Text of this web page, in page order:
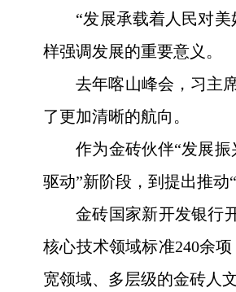
“发展承载着人民对
样强调发展的重要意义。
去年喀山峰会，习主
了更加清晰的航向。
作为金砖伙伴“发展
驱动”新阶段，到提出推
金砖国家新开发银行
核心技术领域标准240余
宽领域、多层级的金砖人